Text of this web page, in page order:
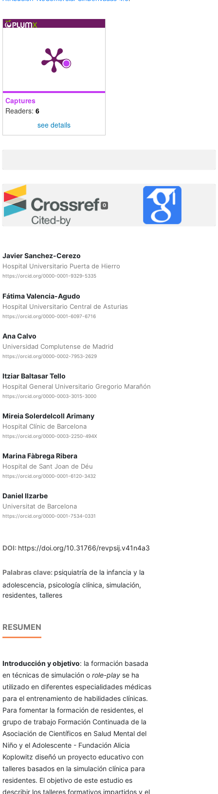
Captures
Readers: 6
see details
0
Javier Sanchez-Cerezo
Hospital Universitario Puerta de Hierro
https://orcid.org/0000-0001-9329-5335
Fátima Valencia-Agudo
Hospital Universitario Central de Asturias
https://orcid.org/0000-0001-6097-6716
Ana Calvo
Universidad Complutense de Madrid
https://orcid.org/0000-0002-7953-2629
Itziar Baltasar Tello
Hospital General Universitario Gregorio Marañón
https://orcid.org/0000-0003-3015-3000
Mireia Solerdelcoll Arimany
Hospital Clínic de Barcelona
https://orcid.org/0000-0003-2250-494X
Marina Fàbrega Ribera
Hospital de Sant Joan de Déu
https://orcid.org/0000-0001-6120-3432
Daniel Ilzarbe
Universitat de Barcelona
https://orcid.org/0000-0001-7534-0331
DOI: https://doi.org/10.31766/revpsij.v41n4a3
Palabras clave: psiquiatría de la infancia y la
adolescencia, psicología clínica, simulación,
residentes, talleres
RESUMEN
Introducción y objetivo: la formación basada
en técnicas de simulación o role-playse ha
utilizado en diferentes especialidades médicas
para el entrenamiento de habilidades clínicas.
Para fomentar la formación de residentes, el
grupo de trabajo Formación Continuada de la
Asociación de Científicos en Salud Mental del
Niño y el Adolescente - Fundación Alicia
Koplowitz diseñó un proyecto educativo con
talleres basados en la simulación clínica para
residentes. El objetivo de este estudio es
describir los talleres formativos impartidos y el